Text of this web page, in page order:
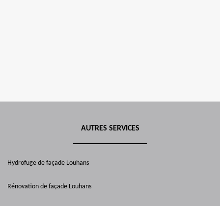
AUTRES SERVICES
Hydrofuge de façade Louhans
Rénovation de façade Louhans